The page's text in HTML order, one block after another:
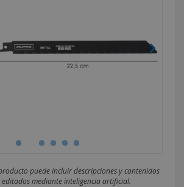
puede incluir descripciones y contenidos
editados mediante inteligencia artificial.